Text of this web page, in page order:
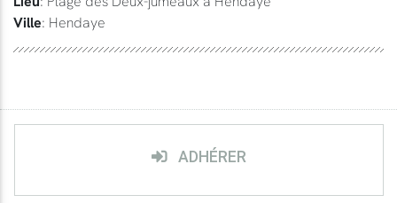
Ville: Hendaye
ADHÉRER